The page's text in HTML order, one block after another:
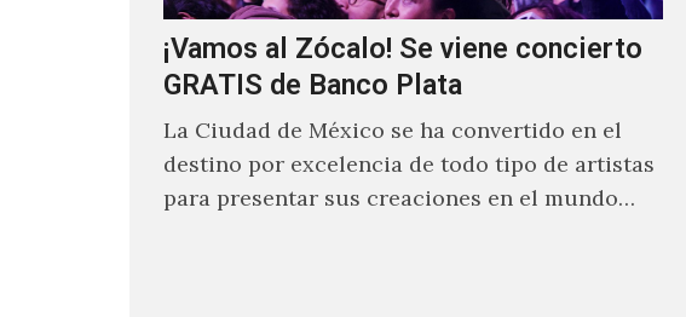
¡Vamos al Zócalo! Se viene concierto
GRATIS de Banco Plata
La Ciudad de México se ha convertido en el
destino por excelencia de todo tipo de artistas
para presentar sus creaciones en el mundo